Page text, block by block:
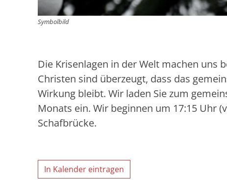
Symbolbild
Die Krisenlagen in der Welt machen uns
Christen sind überzeugt, dass das
Wirkung bleibt. Wir laden Sie zum
Monats ein. Wir beginnen um 17:15 Uhr
Schafbrücke.
In Kalender eintragen